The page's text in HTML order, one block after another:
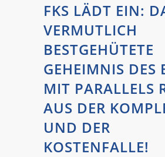
FKS LÄDT EIN:
VERMUTLICH
BESTGEHÜTETE
GEHEIMNIS DES
MIT PARALLELS
AUS DER
UND DER
KOSTENFALLE!